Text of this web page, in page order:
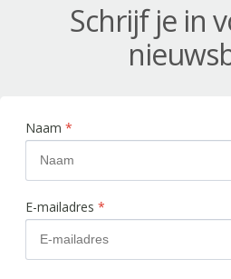
Schrijf je in
Naam *
E-mailadres *